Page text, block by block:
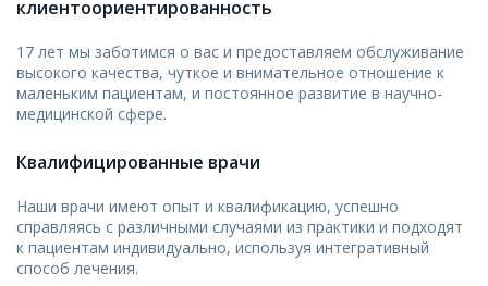
клиентоориентированность
17 лет мы заботимся о вас и предоставляем обслуживание
высокого качества, чуткое и внимательное отношение к
маленьким пациентам, и постоянное развитие в научно-
медицинской сфере.
Квалифицированные врачи
Наши врачи имеют опыт и квалификацию, успешно
справляясь с различными случаями из практики и подходят
к пациентам индивидуально, используя интегративный
способ лечения.